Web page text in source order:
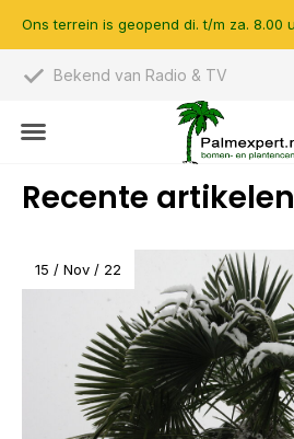
Bekend van Radio & TV
Recente artikelen
15 / Nov / 22